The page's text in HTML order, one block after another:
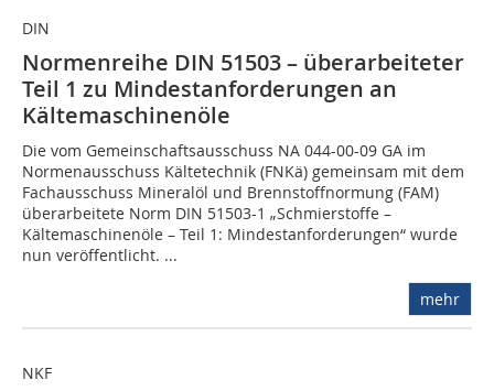
DIN
Normenreihe DIN 51503 – überarbeiteter
Teil 1 zu Mindestanforderungen an
Kältemaschinenöle
Die vom Gemeinschaftsausschuss NA 044-00-09 GA im
Normenausschuss Kälte­technik (FNKä) gemeinsam mit dem
Fachausschuss Mineralöl und Brennstoffnormung (FAM)
überarbeitete Norm DIN 51503-1 „Schmierstoffe –
Kältemaschinenöle – Teil 1: Mindestanforderungen“ wurde
nun veröffentlicht. ...
mehr
NKF